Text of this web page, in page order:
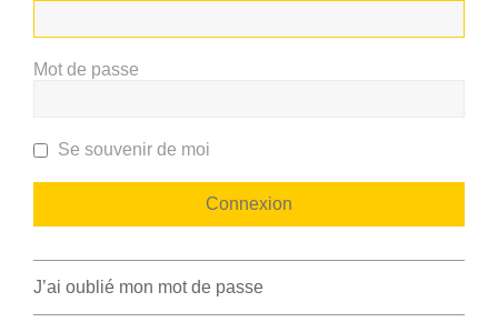
Mot de passe
Se souvenir de moi
J’ai oublié mon mot de passe